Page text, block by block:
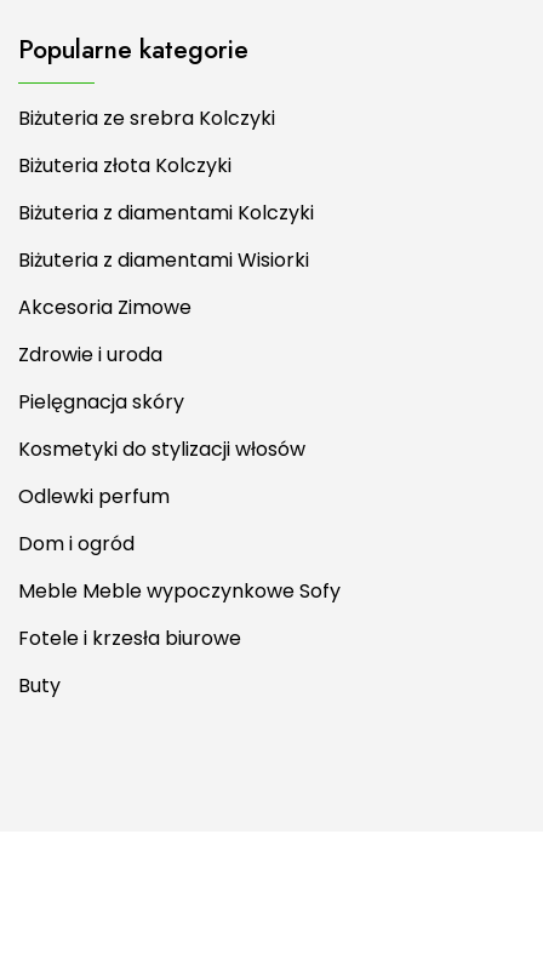
Popularne kategorie
Biżuteria ze srebra Kolczyki
Biżuteria złota Kolczyki
Biżuteria z diamentami Kolczyki
Biżuteria z diamentami Wisiorki
Akcesoria Zimowe
Zdrowie i uroda
Pielęgnacja skóry
Kosmetyki do stylizacji włosów
Odlewki perfum
Dom i ogród
Meble Meble wypoczynkowe Sofy
Fotele i krzesła biurowe
Buty